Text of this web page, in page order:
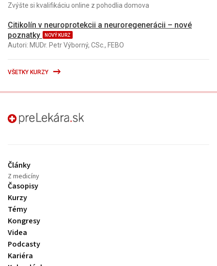
Zvýšte si kvalifikáciu online z pohodlia domova
Citikolín v neuroprotekcii a neuroregenerácii – nové
poznatky
NOVÝ KURZ
Autori: MUDr. Petr Výborný, CSc., FEBO
VŠETKY KURZY
preLekára.sk
Články
Z medicíny
Časopisy
Kurzy
Témy
Kongresy
Videa
Podcasty
Kariéra